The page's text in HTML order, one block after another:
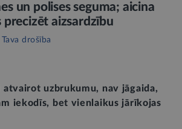
un polises seguma; aicina
precizēt aizsardzību
Tava drošība
uzbrukumu, nav jāgaida,
iekodīs, bet vienlaikus jārīkojas